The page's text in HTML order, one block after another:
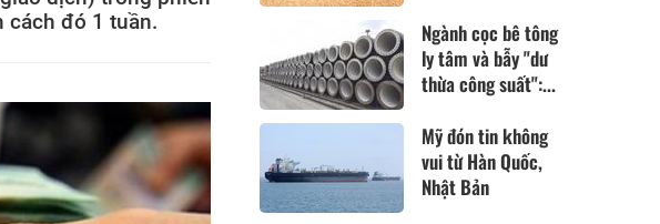
cách đó 1 tuần.
Ngành cọc bê tông
ly tâm và bẫy "dư
thừa công suất":...
Mỹ đón tin không
vui từ Hàn Quốc,
Nhật Bản